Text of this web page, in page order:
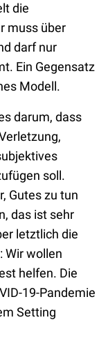
die
muss über
darf nur
Ein Gegensatz
Modell.
darum, dass
soll.
Gutes zu tun
das ist sehr
letztlich die
Wir wollen
helfen. Die
19-Pandemie
Setting